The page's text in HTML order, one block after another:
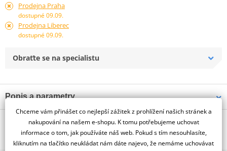
Prodejna Praha
dostupné 09.09.
Prodejna Liberec
dostupné 09.09.
Obraťte se na specialistu
Popis a parametry
Jsme autorizovaný
dealer značky PUIG
WINDSHIELD CITY TOURING PIAGGIO NGR 50 POWER 05-17
O výrobci
Chceme vám přinášet co nejlepší zážitek z prohlížení našich stránek a
nakupování na našem e-shopu. K tomu potřebujeme uchovat
informace o tom, jak používáte náš web. Pokud s tím nesouhlasíte,
kliknutím na tlačítko neukládat nám dáte najevo, že nemáme uchovávat